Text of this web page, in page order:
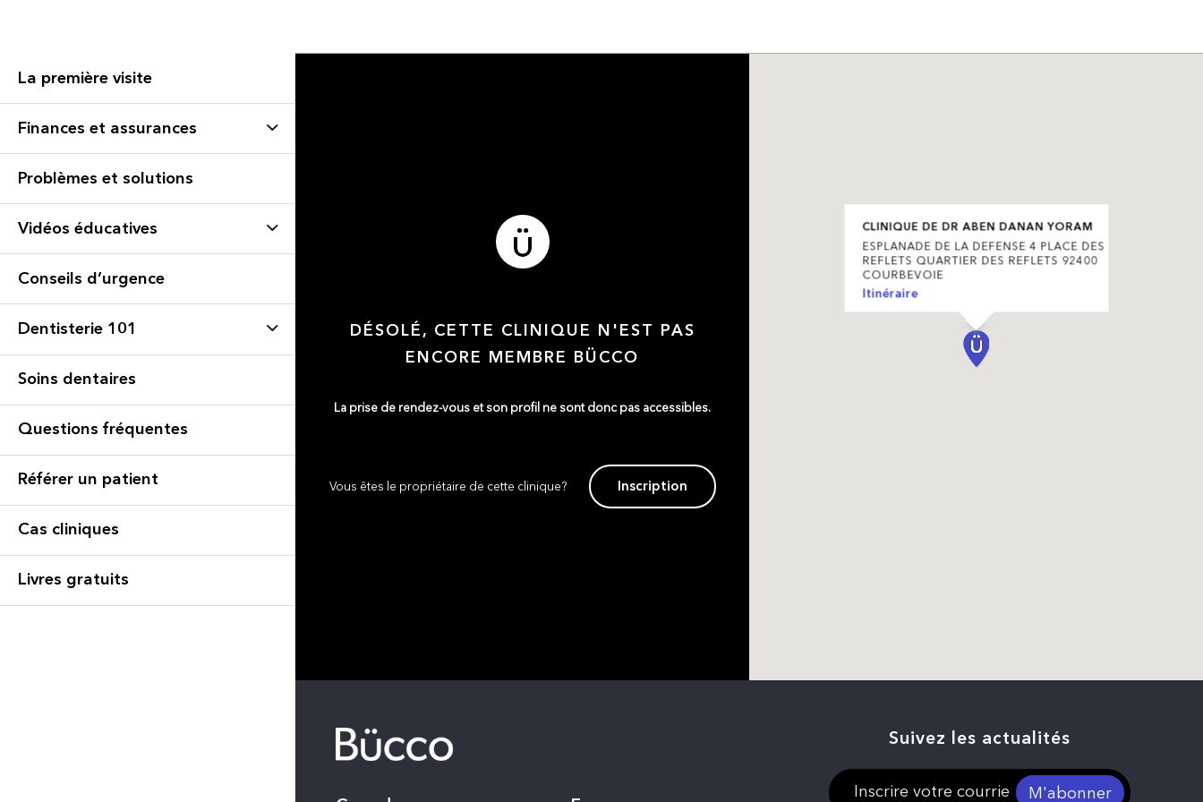
La première visite
Finances et assurances
Problèmes et solutions
Vidéos éducatives
Conseils d’urgence
Dentisterie 101
Soins dentaires
Questions fréquentes
Référer un patient
Cas cliniques
Livres gratuits
DÉSOLÉ, CETTE CLINIQUE N'EST PAS
ENCORE MEMBRE BÜCCO
La prise de rendez-vous et son profil ne sont donc pas accessibles.
Vous êtes le propriétaire de cette clinique? Inscription
CLINIQUE DE DR ABEN DANAN YORAM
ESPLANADE DE LA DEFENSE 4 PLACE DES
REFLETS QUARTIER DES REFLETS 92400
COURBEVOIE
Itinéraire
Suivez les actualités
M'abonner